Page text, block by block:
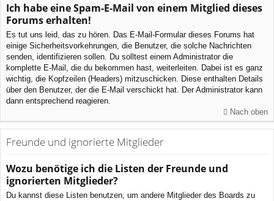
Ich habe eine Spam-E-Mail von einem Mitglied dieses
Forums erhalten!
Es tut uns leid, das zu hören. Das E-Mail-Formular dieses Forums hat
einige Sicherheitsvorkehrungen, die Benutzer, die solche Nachrichten
senden, identifizieren sollen. Du solltest einem Administrator die
komplette E-Mail, die du bekommen hast, weiterleiten. Dabei ist es ganz
wichtig, die Kopfzeilen (Headers) mitzuschicken. Diese enthalten Details
über den Benutzer, der die E-Mail verschickt hat. Der Administrator kann
dann entsprechend reagieren.
Nach oben
Freunde und ignorierte Mitglieder
Wozu benötige ich die Listen der Freunde und
ignorierten Mitglieder?
Du kannst diese Listen benutzen, um andere Mitglieder des Boards zu